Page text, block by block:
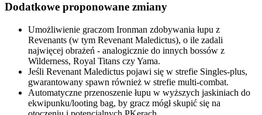
Dodatkowe proponowane zmiany
Umożliwienie graczom Ironman zdobywania łupu z
Revenants (w tym Revenant Maledictus), o ile zadali
najwięcej obrażeń - analogicznie do innych bossów z
Wilderness, Royal Titans czy Yama.
Jeśli Revenant Maledictus pojawi się w strefie Singles-plus,
gwarantowany spawn również w strefie multi-combat.
Automatyczne przenoszenie łupu w wyższych jaskiniach do
ekwipunku/looting bag, by gracz mógł skupić się na